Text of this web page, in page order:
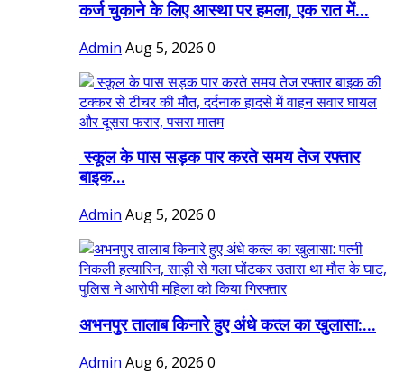
कर्ज चुकाने के लिए आस्था पर हमला, एक रात में...
Admin Aug 5, 2026 0
स्कूल के पास सड़क पार करते समय तेज रफ्तार
बाइक...
Admin Aug 5, 2026 0
अभनपुर तालाब किनारे हुए अंधे कत्ल का खुलासा:...
Admin Aug 6, 2026 0